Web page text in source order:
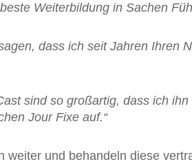
Weiterbildung in Sachen
dass ich seit Jahren Ihren
sind so großartig, dass ich
Jour Fixe auf.“
weiter und behandeln diese